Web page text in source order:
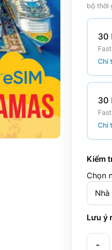
bộ thời
30
Chi
30
Chi
Kiểm
Chọn
Lưu ý
-